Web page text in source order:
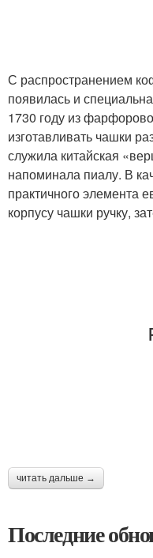
С распространением
появилась и
1730 году из
изготавливать чашки
служила китайская
напоминала пиалу. В
практичного элемента
корпусу чашки ручку,
читать дальше →
Последние